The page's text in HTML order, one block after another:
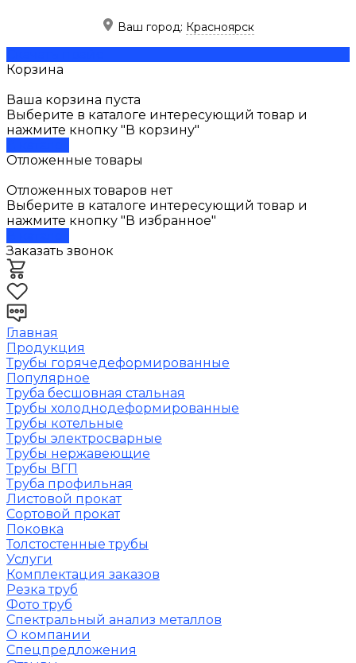
Ваш город: Красноярск
Корзина
Ваша корзина пуста
Выберите в каталоге интересующий товар и
нажмите кнопку "В корзину"
Отложенные товары
Отложенных товаров нет
Выберите в каталоге интересующий товар и
нажмите кнопку "В избранное"
Заказать звонок
Главная
Продукция
Трубы горячедеформированные
Популярное
Труба бесшовная стальная
Трубы холоднодеформированные
Трубы котельные
Трубы электросварные
Трубы нержавеющие
Трубы ВГП
Труба профильная
Листовой прокат
Сортовой прокат
Поковка
Толстостенные трубы
Услуги
Комплектация заказов
Резка труб
Фото труб
Спектральный анализ металлов
О компании
Спецпредложения